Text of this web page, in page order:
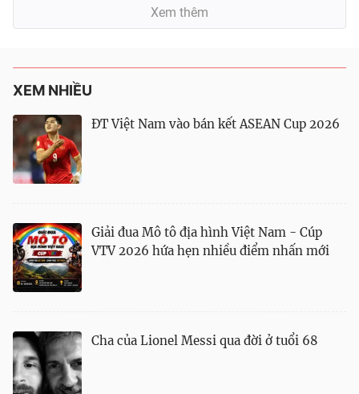
Xem thêm
XEM NHIỀU
ĐT Việt Nam vào bán kết ASEAN Cup 2026
Giải đua Mô tô địa hình Việt Nam - Cúp
VTV 2026 hứa hẹn nhiều điểm nhấn mới
Cha của Lionel Messi qua đời ở tuổi 68